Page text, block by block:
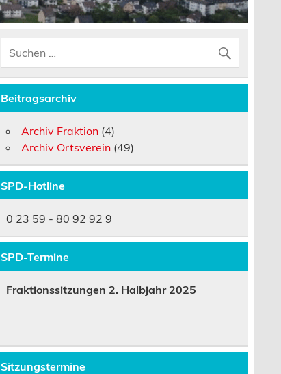
Beitragsarchiv
Archiv Fraktion (4)
Archiv Ortsverein (49)
SPD-Hotline
0 23 59 - 80 92 92 9
SPD-Termine
Fraktionssitzungen 2. Halbjahr 2025
Sitzungstermine